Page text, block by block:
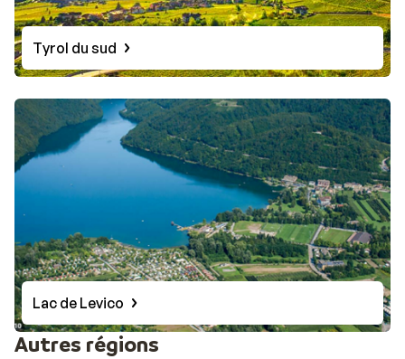
Tyrol du sud
Lac de Levico
Autres régions